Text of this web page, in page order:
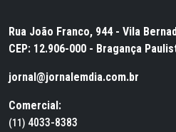
Rua João Franco, 944 - Vila
CEP: 12.906-000 - Bragança
jornal@jornalemdia.com.br
Comercial:
(11) 4033-8383